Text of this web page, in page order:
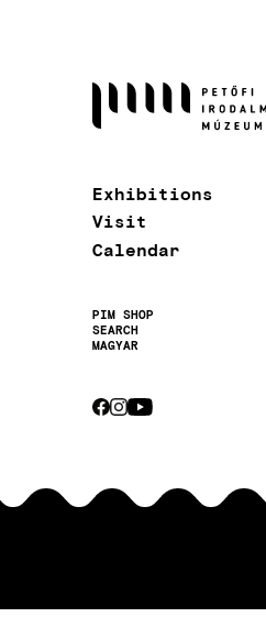
Exhibitions
Visit
Calendar
Secondary
PIM SHOP
SEARCH
MAGYAR